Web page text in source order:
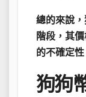
總的來說
階段，其
的不確定性
狗狗